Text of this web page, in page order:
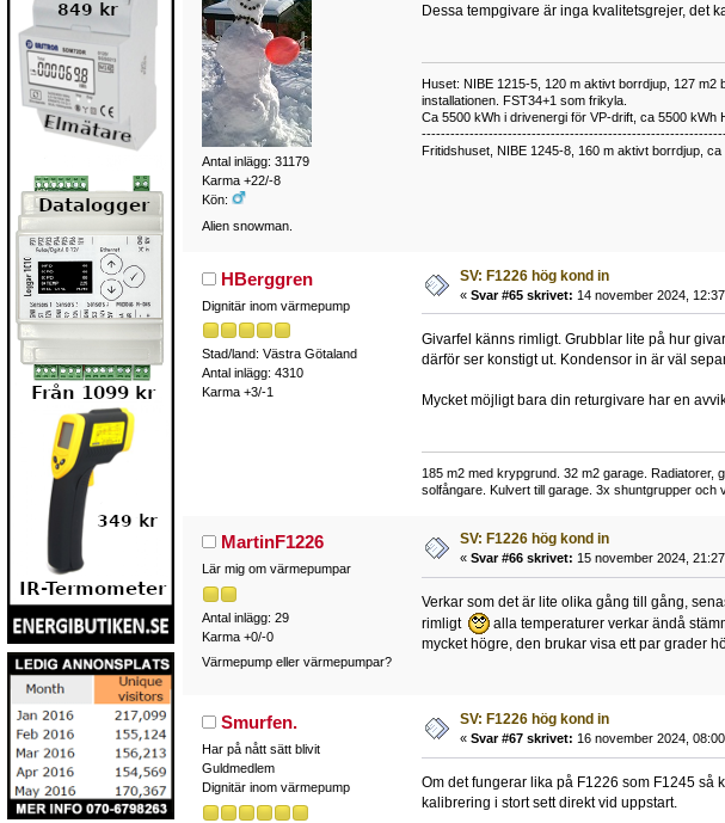
Antal inlägg: 31179
Karma +22/-8
Kön:
Alien snowman.
Dessa tempgivare är inga kvalitetsgrejer, det
Huset: NIBE 1215-5, 120 m aktivt borrdjup, 127
installationen. FST34+1 som frikyla.
Ca 5500 kWh i drivenergi för VP-drift, ca 5500 kWh
Fritidshuset, NIBE 1245-8, 160 m aktivt borrdjup,
HBerggren
Dignitär inom värmepump
Stad/land: Västra Götaland
Antal inlägg: 4310
Karma +3/-1
SV: F1226 hög kond in
« Svar #65 skrivet: 14 november 2024,
Givarfel känns rimligt. Grubblar lite på hur
därför ser konstigt ut. Kondensor in är väl
Mycket möjligt bara din returgivare har en
185 m2 med krypgrund. 32 m2 garage. Radiatorer,
solfångare. Kulvert till garage. 3x shuntgrupper och
MartinF1226
Lär mig om värmepumpar
Antal inlägg: 29
Karma +0/-0
Värmepump eller värmepumpar?
SV: F1226 hög kond in
« Svar #66 skrivet: 15 november 2024,
Verkar som det är lite olika gång till gång,
rimligt
alla temperaturer verkar ändå
mycket högre, den brukar visa ett par grader
Smurfen.
Har på nått sätt blivit
Guldmedlem
Dignitär inom värmepump
SV: F1226 hög kond in
« Svar #67 skrivet: 16 november 2024,
Om det fungerar lika på F1226 som F1245 så
kalibrering i stort sett direkt vid uppstart.